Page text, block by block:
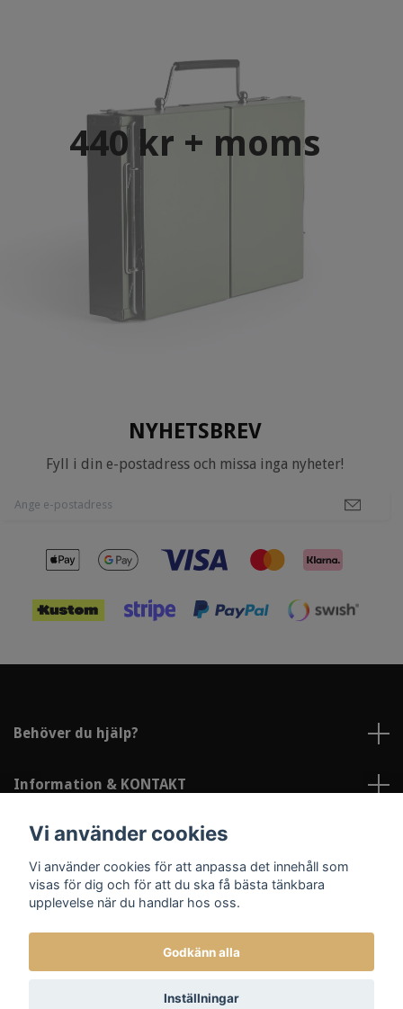
440 kr + moms
NYHETSBREV
Fyll i din e-postadress och missa inga nyheter!
Behöver du hjälp?
Information & KONTAKT
Sociala medier
© 2026 Lindströms Reklam och Profil
Vi använder cookies
Vi använder cookies för att anpassa det innehåll som
visas för dig och för att du ska få bästa tänkbara
upplevelse när du handlar hos oss.
Godkänn alla
Inställningar